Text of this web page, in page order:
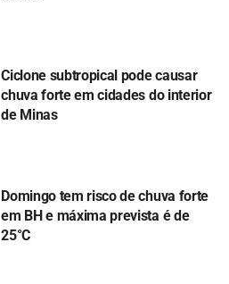
Ciclone subtropical pode causar
chuva forte em cidades do interior
de Minas
Domingo tem risco de chuva forte
em BH e máxima prevista é de
25°C